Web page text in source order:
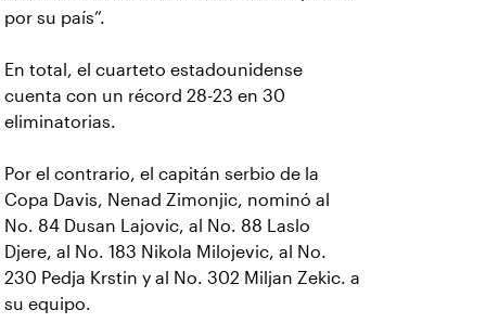
por su país”.
En total, el cuarteto estadounidense
cuenta con un récord 28-23 en 30
eliminatorias.
Por el contrario, el capitán serbio de la
Copa Davis, Nenad Zimonjic, nominó al
No. 84 Dusan Lajovic, al No. 88 Laslo
Djere, al No. 183 Nikola Milojevic, al No.
230 Pedja Krstin y al No. 302 Miljan Zekic. a
su equipo.